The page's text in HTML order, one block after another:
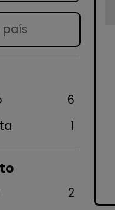
6
1
2